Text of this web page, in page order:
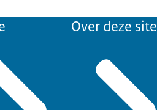
Over deze site